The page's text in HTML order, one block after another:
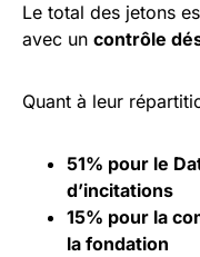
Le total des jetons
avec un contrôle
Quant à leur
51% pour le
d’incitations
15% pour la
la fondation